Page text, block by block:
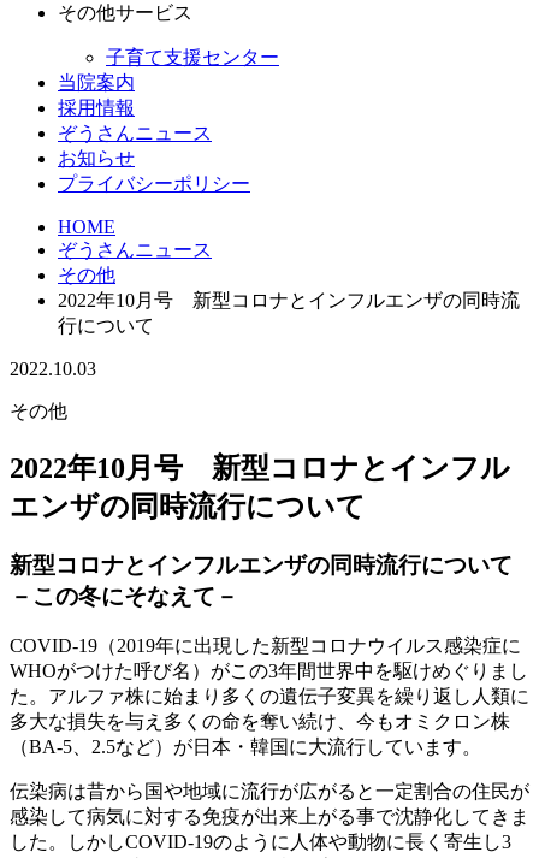
その他サービス
子育て支援センター
当院案内
採用情報
ぞうさんニュース
お知らせ
プライバシーポリシー
HOME
ぞうさんニュース
その他
2022年10月号 新型コロナとインフルエンザの同時流
行について
2022.10.03
その他
2022年10月号 新型コロナとインフル
エンザの同時流行について
新型コロナとインフルエンザの同時流行について
－この冬にそなえて－
COVID-19（2019年に出現した新型コロナウイルス感染症に
WHOがつけた呼び名）がこの3年間世界中を駆けめぐりまし
た。アルファ株に始まり多くの遺伝子変異を繰り返し人類に
多大な損失を与え多くの命を奪い続け、今もオミクロン株
（BA-5、2.5など）が日本・韓国に大流行しています。
伝染病は昔から国や地域に流行が広がると一定割合の住民が
感染して病気に対する免疫が出来上がる事で沈静化してきま
した。しかしCOVID-19のように人体や動物に長く寄生し3